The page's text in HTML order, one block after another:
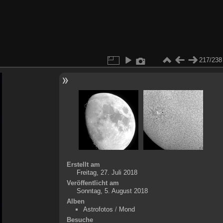
217/238
Erstellt am
Freitag, 27. Juli 2018
Veröffentlicht am
Sonntag, 5. August 2018
Alben
Astrofotos / Mond
Besuche